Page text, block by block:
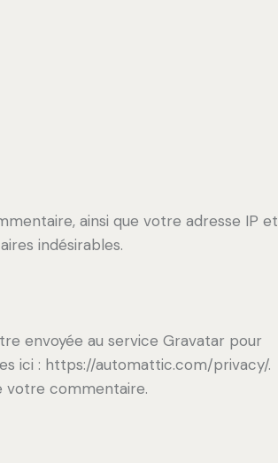
ainsi que votre adresse IP et
indésirables.
envoyée au service Gravatar pour
ici : https://automattic.com/privacy/.
votre commentaire.